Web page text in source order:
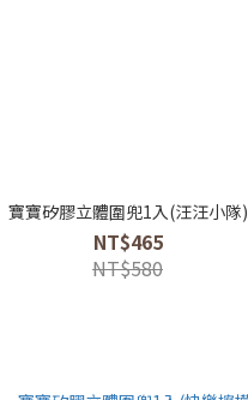
寶寶矽膠立體圍兜1入(汪汪小隊)
NT$465
NT$580